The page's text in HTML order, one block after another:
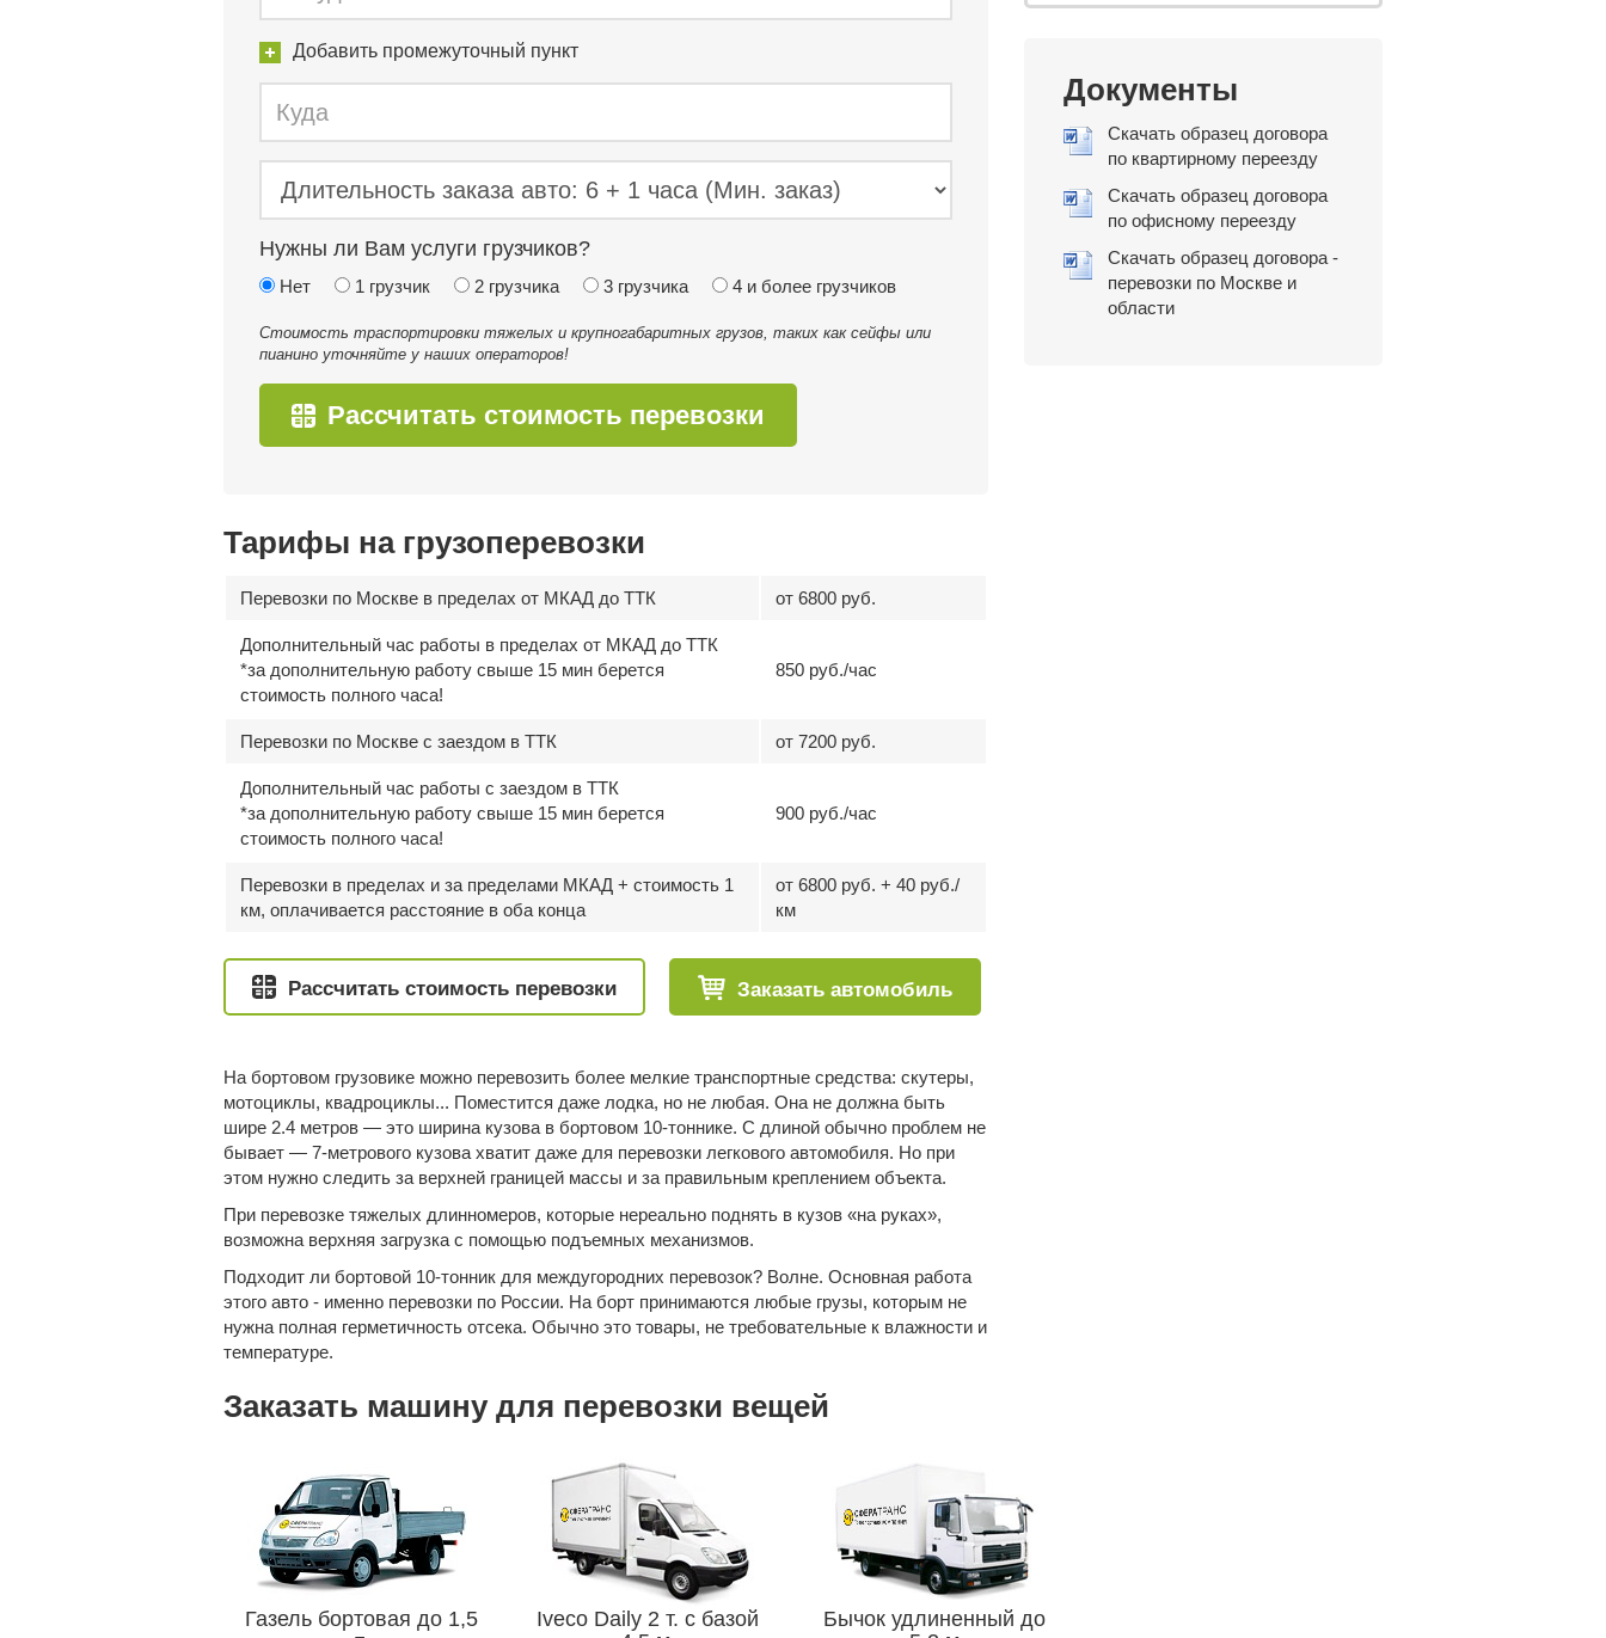
Добавить промежуточный пункт
Нужны ли Вам услуги грузчиков?
Нет 1 грузчик 2 грузчика 3 грузчика 4 и более грузчиков
Стоимость траспортировки тяжелых и крупногабаритных грузов, таких как сейфы или
пианино уточняйте у наших операторов!
Рассчитать стоимость перевозки
Тарифы на грузоперевозки
Перевозки по Москве в пределах от МКАД до ТТК от 6800 руб.
Дополнительный час работы в пределах от МКАД до ТТК
*за дополнительную работу свыше 15 мин берется
стоимость полного часа!
850 руб./час
Перевозки по Москве с заездом в ТТК от 7200 руб.
Дополнительный час работы с заездом в ТТК
*за дополнительную работу свыше 15 мин берется
стоимость полного часа!
900 руб./час
Перевозки в пределах и за пределами МКАД + стоимость 1
км, оплачивается расстояние в оба конца
от 6800 руб. + 40 руб./
км
Рассчитать стоимость перевозки Заказать автомобиль
На бортовом грузовике можно перевозить более мелкие транспортные средства: скутеры,
мотоциклы, квадроциклы... Поместится даже лодка, но не любая. Она не должна быть
шире 2.4 метров — это ширина кузова в бортовом 10-тоннике. С длиной обычно проблем не
бывает — 7-метрового кузова хватит даже для перевозки легкового автомобиля. Но при
этом нужно следить за верхней границей массы и за правильным креплением объекта.
При перевозке тяжелых длинномеров, которые нереально поднять в кузов «на руках»,
возможна верхняя загрузка с помощью подъемных механизмов.
Подходит ли бортовой 10-тонник для междугородних перевозок? Волне. Основная работа
этого авто - именно перевозки по России. На борт принимаются любые грузы, которым не
нужна полная герметичность отсека. Обычно это товары, не требовательные к влажности и
температуре.
Заказать машину для перевозки вещей
Газель бортовая до 1,5
Iveco Daily 2 т. с базой
Бычок удлиненный до
Документы
Скачать образец договора
по квартирному переезду
Скачать образец договора
по офисному переезду
Скачать образец договора -
перевозки по Москве и
области